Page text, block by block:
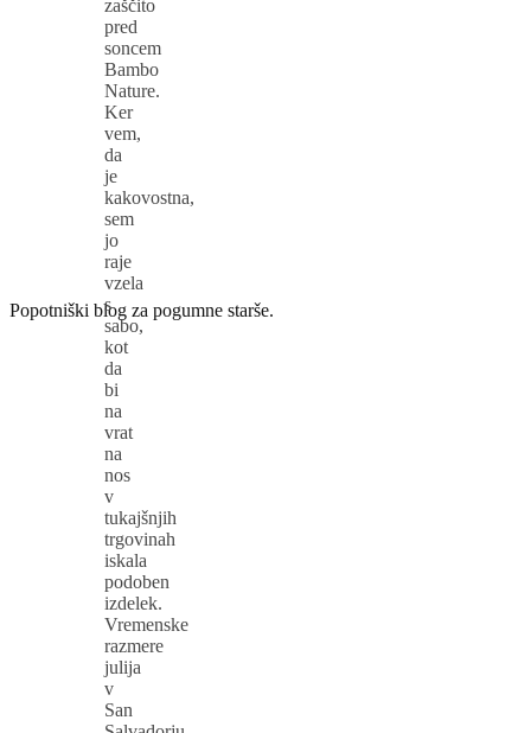
Popotniški blog za pogumne starše.
zaščito
pred
soncem
Bambo
Nature.
Ker
vem,
da
je
kakovostna,
sem
jo
raje
vzela
s
sabo,
kot
da
bi
na
vrat
na
nos
v
tukajšnjih
trgovinah
iskala
podoben
izdelek.
Vremenske
razmere
julija
v
San